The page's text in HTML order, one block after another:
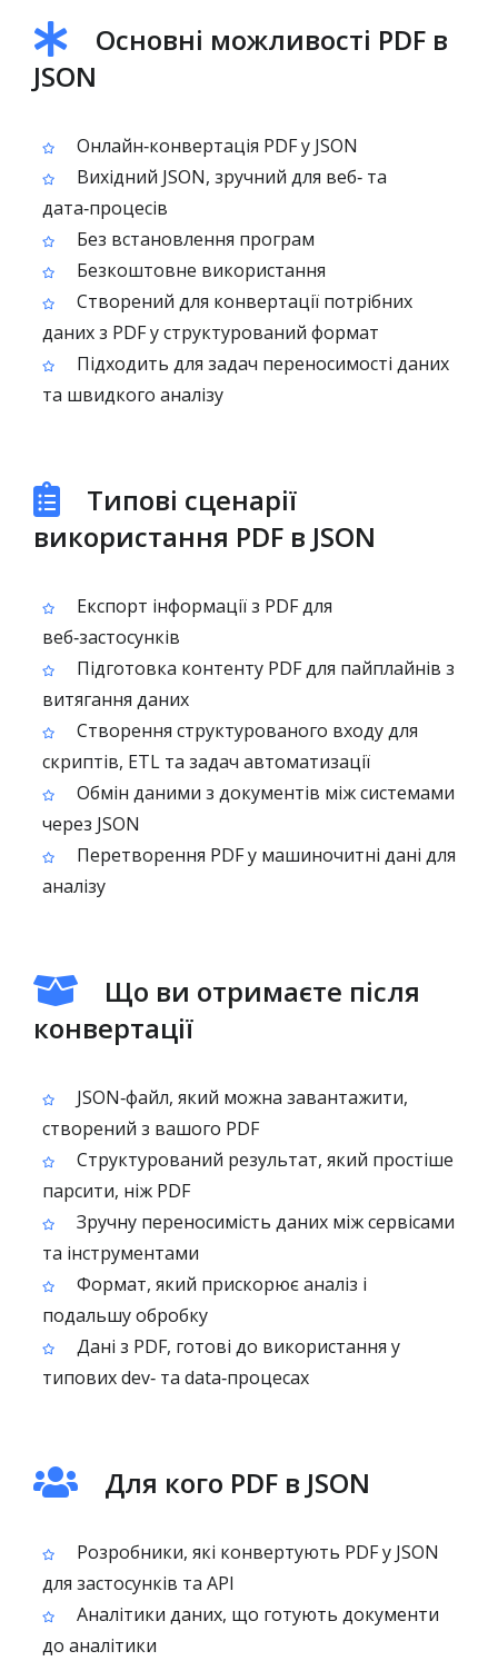
Основні можливості PDF в
JSON
Онлайн‑конвертація PDF у JSON
Вихідний JSON, зручний для веб‑ та
дата‑процесів
Без встановлення програм
Безкоштовне використання
Створений для конвертації потрібних
даних з PDF у структурований формат
Підходить для задач переносимості даних
та швидкого аналізу
Типові сценарії
використання PDF в JSON
Експорт інформації з PDF для
веб‑застосунків
Підготовка контенту PDF для пайплайнів з
витягання даних
Створення структурованого входу для
скриптів, ETL та задач автоматизації
Обмін даними з документів між системами
через JSON
Перетворення PDF у машиночитні дані для
аналізу
Що ви отримаєте після
конвертації
JSON‑файл, який можна завантажити,
створений з вашого PDF
Структурований результат, який простіше
парсити, ніж PDF
Зручну переносимість даних між сервісами
та інструментами
Формат, який прискорює аналіз і
подальшу обробку
Дані з PDF, готові до використання у
типових dev‑ та data‑процесах
Для кого PDF в JSON
Розробники, які конвертують PDF у JSON
для застосунків та API
Аналітики даних, що готують документи
до аналітики